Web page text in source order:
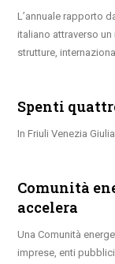
L’annuale rapporto
italiano attraverso
strutture,
Spenti
In Friuli Venezia
Comunità
accelera
Una Comunità
imprese, enti